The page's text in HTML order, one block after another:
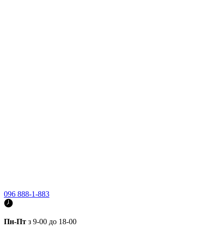
096 888-1-883
Пн-Пт з 9-00 до 18-00